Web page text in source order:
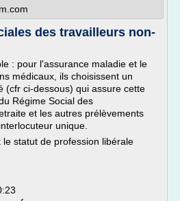
des travailleurs non-
: pour l'assurance maladie et le
médicaux, ils choisissent un
(cfr ci-dessous) qui assure cette
Régime Social des
et les autres prélèvements
unique.
statut de profession libérale